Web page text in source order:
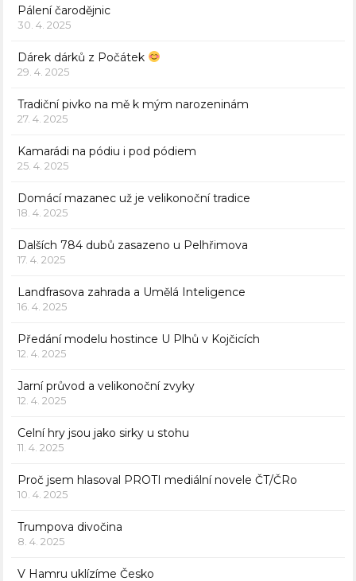
Pálení čarodějnic
30. 4. 2025
Dárek dárků z Počátek
29. 4. 2025
Tradiční pivko na mě k mým narozeninám
27. 4. 2025
Kamarádi na pódiu i pod pódiem
25. 4. 2025
Domácí mazanec už je velikonoční tradice
18. 4. 2025
Dalších 784 dubů zasazeno u Pelhřimova
17. 4. 2025
Landfrasova zahrada a Umělá Inteligence
16. 4. 2025
Předání modelu hostince U Plhů v Kojčicích
12. 4. 2025
Jarní průvod a velikonoční zvyky
12. 4. 2025
Celní hry jsou jako sirky u stohu
11. 4. 2025
Proč jsem hlasoval PROTI mediální novele ČT/ČRo
10. 4. 2025
Trumpova divočina
8. 4. 2025
V Hamru uklízíme Česko